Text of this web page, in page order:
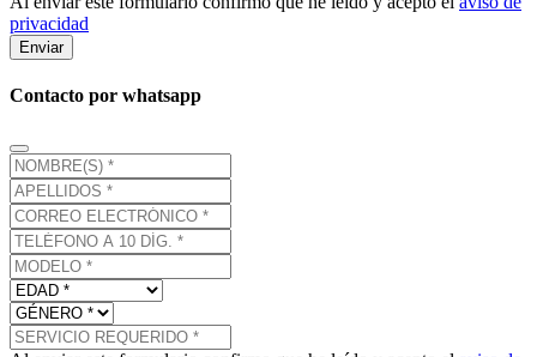
privacidad
Enviar
Contacto por whatsapp